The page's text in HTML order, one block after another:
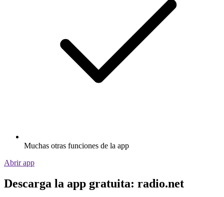
Muchas otras funciones de la app
Abrir app
Descarga la app gratuita: radio.net